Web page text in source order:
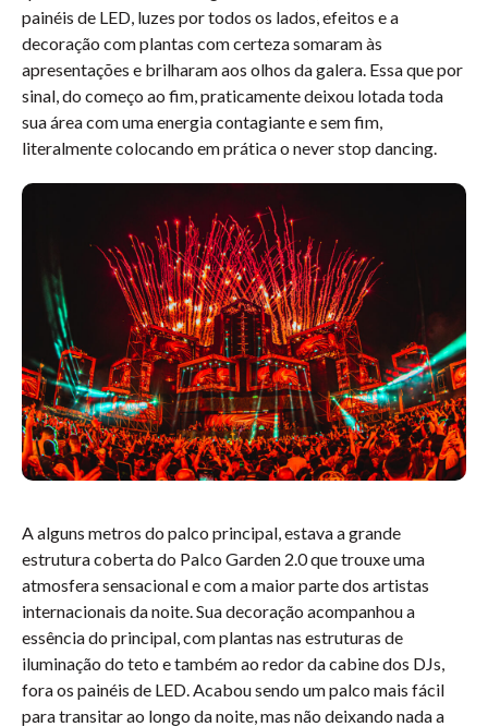
painéis de LED, luzes por todos os lados, efeitos e a
decoração com plantas com certeza somaram às
apresentações e brilharam aos olhos da galera. Essa que por
sinal, do começo ao fim, praticamente deixou lotada toda
sua área com uma energia contagiante e sem fim,
literalmente colocando em prática o never stop dancing.
A alguns metros do palco principal, estava a grande
estrutura coberta do Palco Garden 2.0 que trouxe uma
atmosfera sensacional e com a maior parte dos artistas
internacionais da noite. Sua decoração acompanhou a
essência do principal, com plantas nas estruturas de
iluminação do teto e também ao redor da cabine dos DJs,
fora os painéis de LED. Acabou sendo um palco mais fácil
para transitar ao longo da noite, mas não deixando nada a